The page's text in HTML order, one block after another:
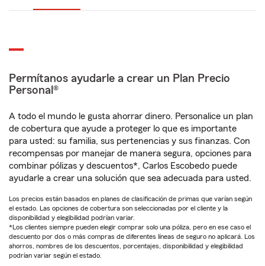
Permítanos ayudarle a crear un Plan Precio
Personal®
A todo el mundo le gusta ahorrar dinero. Personalice un plan
de cobertura que ayude a proteger lo que es importante
para usted: su familia, sus pertenencias y sus finanzas. Con
recompensas por manejar de manera segura, opciones para
combinar pólizas y descuentos*, Carlos Escobedo puede
ayudarle a crear una solución que sea adecuada para usted.
Los precios están basados en planes de clasificación de primas que varían según
el estado. Las opciones de cobertura son seleccionadas por el cliente y la
disponibilidad y elegibilidad podrían variar.
*Los clientes siempre pueden elegir comprar solo una póliza, pero en ese caso el
descuento por dos o más compras de diferentes líneas de seguro no aplicará. Los
ahorros, nombres de los descuentos, porcentajes, disponibilidad y elegibilidad
podrían variar según el estado.